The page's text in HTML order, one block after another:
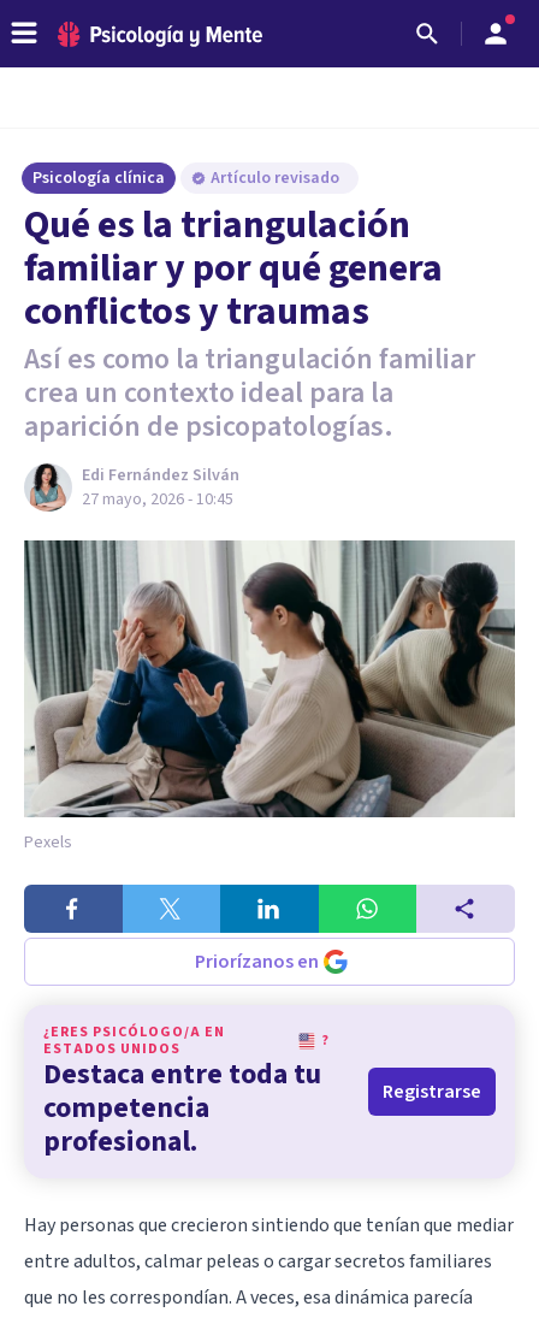
Psicología clínica Artículo revisado
Qué es la triangulación
familiar y por qué genera
conflictos y traumas
Así es como la triangulación familiar
crea un contexto ideal para la
aparición de psicopatologías.
Edi Fernández Silván
27 mayo, 2026 - 10:45
Pexels
Priorízanos en
¿ERES PSICÓLOGO/A EN
ESTADOS UNIDOS
?
Destaca entre toda tu
competencia
profesional.
Registrarse
Hay personas que crecieron sintiendo que tenían que mediar
entre adultos, calmar peleas o cargar secretos familiares
que no les correspondían. A veces, esa dinámica parecía